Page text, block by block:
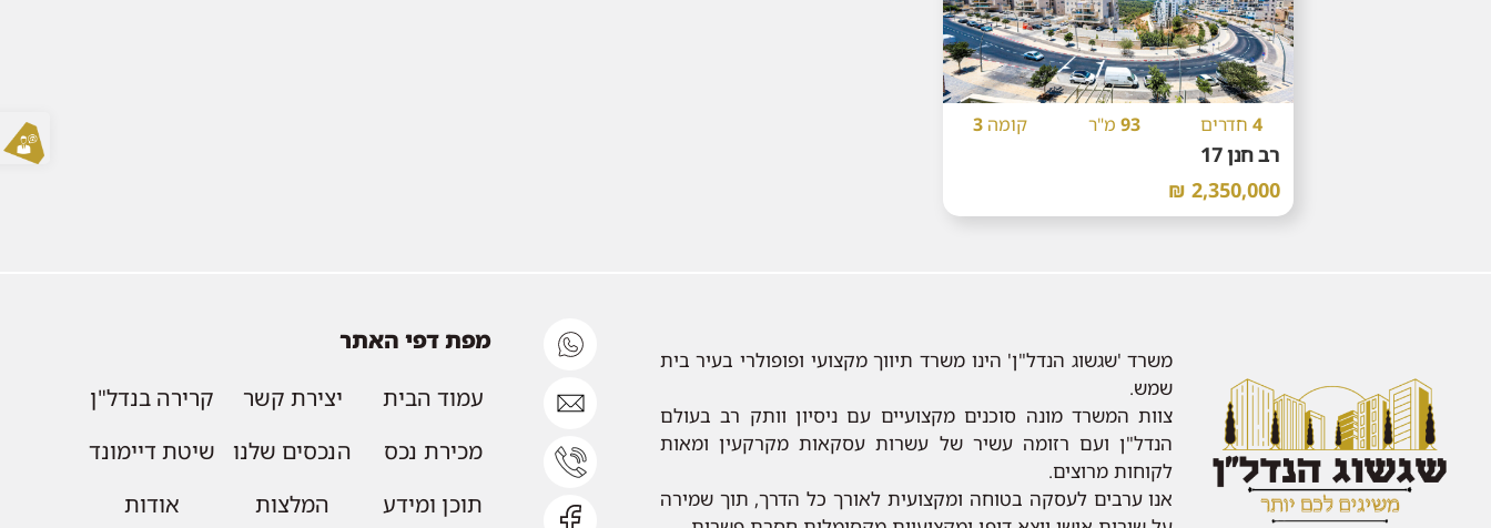
4 חדרים 93 מ"ר קומה 3
רב חנן 17
2,350,000 ₪
משרד 'שגשוג הנדל"ן' הינו משרד תיווך מקצועי ופופולרי בעיר בית
שמש.
צוות המשרד מונה סוכנים מקצועיים עם ניסיון וותק רב בעולם
הנדל"ן ועם רזומה עשיר של עשרות עסקאות מקרקעין ומאות
לקוחות מרוצים.
אנו ערבים לעסקה בטוחה ומקצועית לאורך כל הדרך, תוך שמירה
מפת דפי האתר
עמוד הבית
יצירת קשר
קרירה בנדל"ן
מכירת נכס
הנכסים שלנו
שיטת דיימונד
תוכן ומידע
המלצות אודות